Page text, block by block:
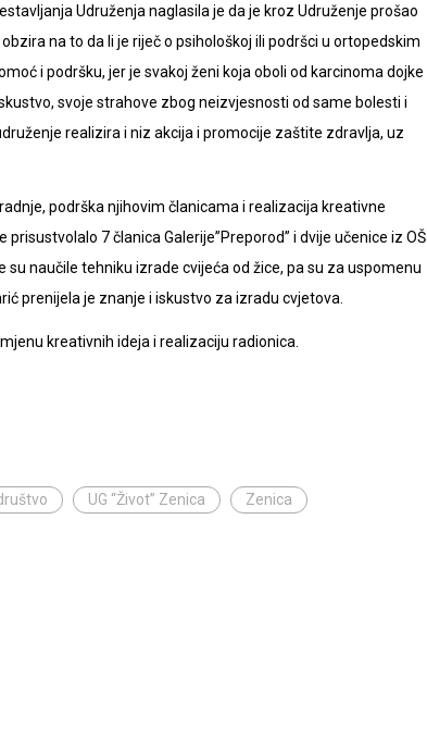
Udruženja naglasila je da je kroz Udruženje prošao
na to da li je riječ o psihološkoj ili podršci u ortopedskim
i podršku, jer je svakoj ženi koja oboli od karcinoma dojke
svoje strahove zbog neizvjesnosti od same bolesti i
realizira i niz akcija i promocije zaštite zdravlja, uz
podrška njihovim članicama i realizacija kreativne
prisustvolalo 7 članica Galerije”Preporod” i dvije učenice iz OŠ
su naučile tehniku izrade cvijeća od žice, pa su za uspomenu
prenijela je znanje i iskustvo za izradu cvjetova.
kreativnih ideja i realizaciju radionica.
UG “Život” Zenica Zenica